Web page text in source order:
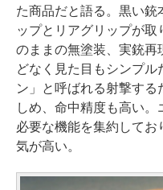
た商品だと語る。黒い銃
ップとリアグリップが
のままの無塗装、実銃再
どなく見た目もシンプル
ン」と呼ばれる射撃す
しめ、命中精度も高い
必要な機能を集約してお
気が高い。